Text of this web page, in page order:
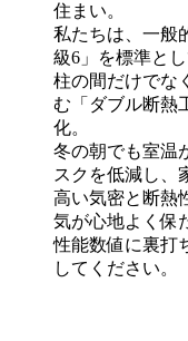
住まい。
私たちは、一般
級6」を標準とし
柱の間だけでな
む「ダブル断熱
化。
冬の朝でも室温
スクを低減し、
高い気密と断熱
気が心地よく保
性能数値に裏打
してください。